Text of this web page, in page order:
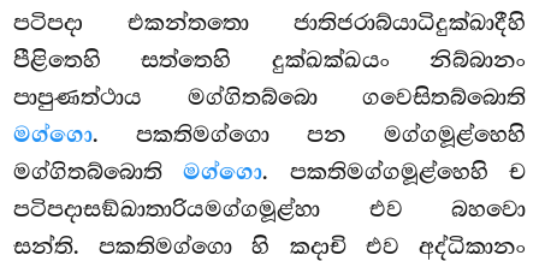
පටිපදා එකන්තතො ජාතිජරාබ්යාධිදුක්ඛාදීහි
පීළිතෙහි සත්තෙහි දුක්ඛක්ඛයං නිබ්බානං
පාපුණත්ථාය මග්ගිතබ්බො ගවෙසිතබ්බොති
මග්ගො. පකතිමග්ගො පන මග්ගමූළ්හෙහි
මග්ගිතබ්බොතිමග්ගො. පකතිමග්ගමූළ්හෙහි ච
පටිපදාසඞ්ඛාතාරියමග්ගමූළ්හා එව බහවො
සන්ති. පකතිමග්ගො හි කදාචි එව අද්ධිකානං